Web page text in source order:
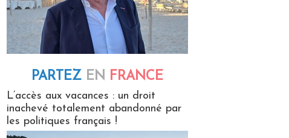
PARTEZ EN FRANCE
L’accès aux vacances : un droit
inachevé totalement abandonné par
les politiques français !